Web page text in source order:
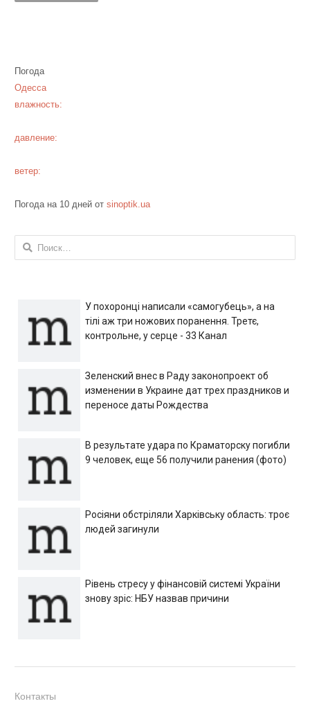
Погода
Одесса
влажность:
давление:
ветер:
Погода на 10 дней от sinoptik.ua
Найти:
У похоронці написали «самогубець», а на
тілі аж три ножових поранення. Третє,
контрольне, у серце - 33 Канал
Зеленский внес в Раду законопроект об
изменении в Украине дат трех праздников и
переносе даты Рождества
В результате удара по Краматорску погибли
9 человек, еще 56 получили ранения (фото)
Росіяни обстріляли Харківську область: троє
людей загинули
Рівень стресу у фінансовій системі України
знову зріс: НБУ назвав причини
Контакты